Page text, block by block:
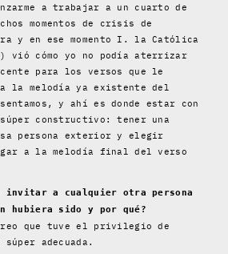
a trabajar a un cuarto de
momentos de crisis de
y en ese momento I. la Católica
vió cómo yo no podía aterrizar
para los versos que le
la melodía ya existente del
y ahí es donde estar con
constructivo: tener una
persona exterior y elegir
a la melodía final del verso
invitar a cualquier otra persona
hubiera sido y por qué?
que tuve el privilegio de
adecuada.